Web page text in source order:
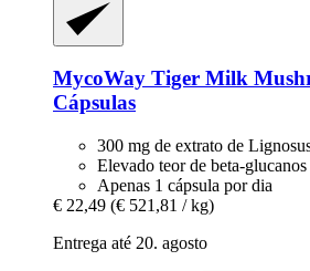
MycoWay Tiger Milk
Cápsulas
300 mg de extrato de
Elevado teor de beta-
Apenas 1 cápsula por dia
€ 22,49 (€ 521,81 / kg)
Entrega até 20. agosto